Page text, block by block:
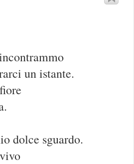
un istante.
dolce sguardo.